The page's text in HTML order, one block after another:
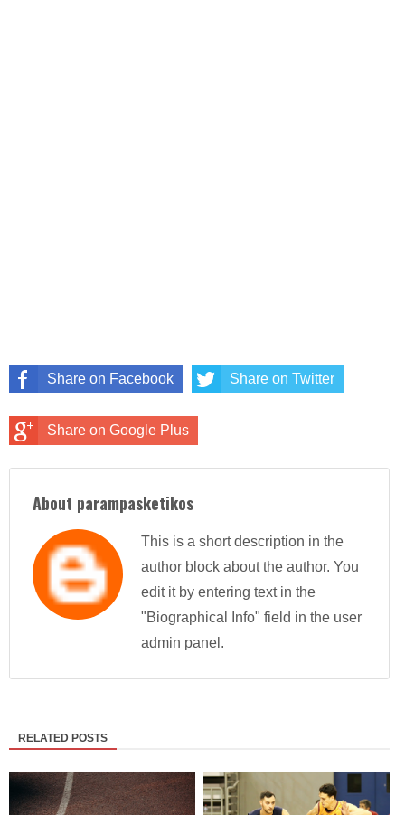
Share on Facebook Share on Twitter
Share on Google Plus
About parampasketikos
This is a short description in the
author block about the author. You
edit it by entering text in the
"Biographical Info" field in the user
admin panel.
RELATED POSTS